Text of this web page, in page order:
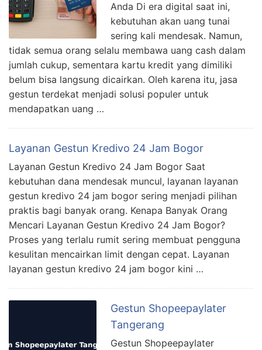
Anda Di era digital saat ini,
kebutuhan akan uang tunai
sering kali mendesak. Namun,
tidak semua orang selalu membawa uang cash dalam
jumlah cukup, sementara kartu kredit yang dimiliki
belum bisa langsung dicairkan. Oleh karena itu, jasa
gestun terdekat menjadi solusi populer untuk
mendapatkan uang …
Layanan Gestun Kredivo 24 Jam Bogor
Layanan Gestun Kredivo 24 Jam Bogor Saat
kebutuhan dana mendesak muncul, layanan layanan
gestun kredivo 24 jam bogor sering menjadi pilihan
praktis bagi banyak orang. Kenapa Banyak Orang
Mencari Layanan Gestun Kredivo 24 Jam Bogor?
Proses yang terlalu rumit sering membuat pengguna
kesulitan mencairkan limit dengan cepat. Layanan
layanan gestun kredivo 24 jam bogor kini …
Gestun Shopeepaylater
Tangerang
Gestun Shopeepaylater